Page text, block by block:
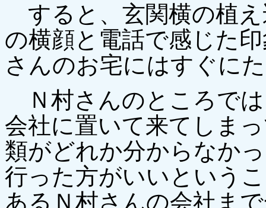
すると、玄関横の植
の横顔と電話で感じた
さんのお宅にはすぐに
Ｎ村さんのところで
会社に置いて来てしま
類がどれか分からなか
行った方がいいという
あるＮ村さんの会社ま